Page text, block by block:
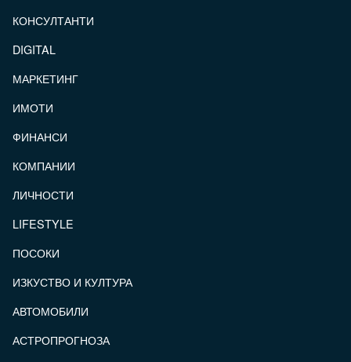
КОНСУЛТАНТИ
DIGITAL
МАРКЕТИНГ
ИМОТИ
ФИНАНСИ
КОМПАНИИ
ЛИЧНОСТИ
LIFESTYLE
ПОСОКИ
ИЗКУСТВО И КУЛТУРА
АВТОМОБИЛИ
АСТРОПРОГНОЗА